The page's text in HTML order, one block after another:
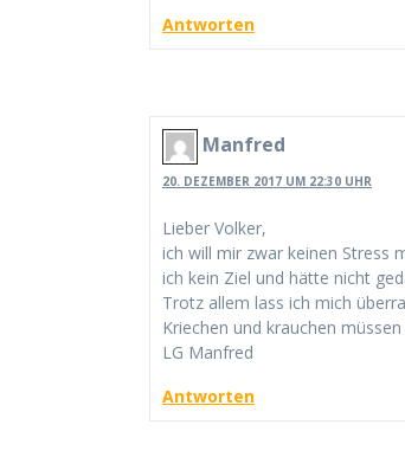
Antworten
Manfred
20. DEZEMBER 2017 UM 22:30 UHR
Lieber Volker,
ich will mir zwar keinen Stress
ich kein Ziel und hätte nicht
Trotz allem lass ich mich
Kriechen und krauchen
LG Manfred
Antworten